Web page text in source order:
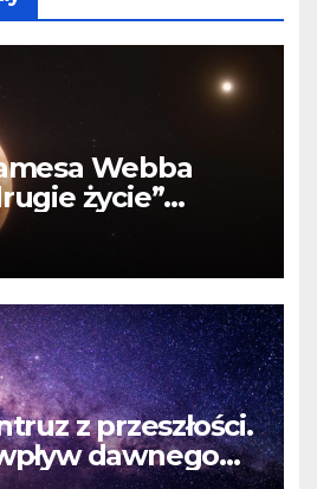
Webba
życie”
wokół
z przeszłości.
dawnego